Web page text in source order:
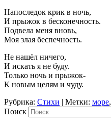
Напослед­ок крик в ночь,
И прыжок в бесконечность.
Подв­ела меня вновь,
Моя злая беспечность.
Не нашёл ничего,
И искать я не буду.
Только ночь и прыжок-
К новым целям и чуду.
Рубрика: Стихи | Метки: море,
Поиск